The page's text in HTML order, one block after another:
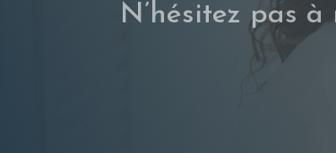
N’hésitez pas à